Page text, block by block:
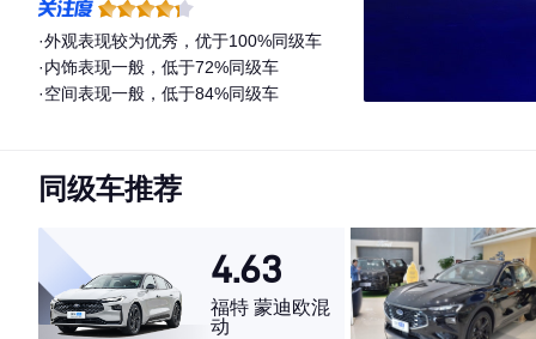
·外观表现较为优秀，优于100%同级车
·内饰表现一般，低于72%同级车
·空间表现一般，低于84%同级车
同级车推荐
4.63
福特 蒙迪欧混
动